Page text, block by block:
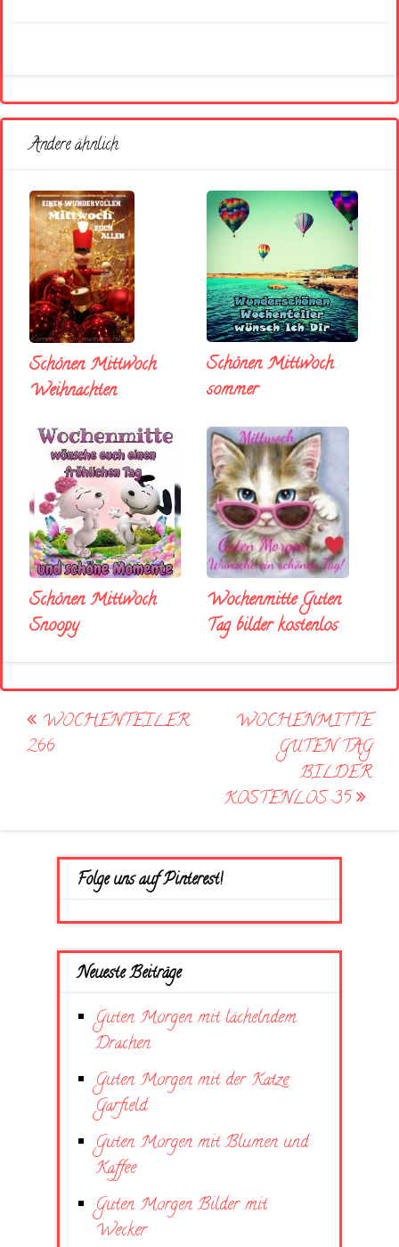
Andere ähnlich
Schönen Mittwoch
Weihnachten
Schönen Mittwoch
sommer
Schönen Mittwoch
Snoopy
Wochenmitte Guten
Tag bilder kostenlos
Post
navigation
WOCHENTEILER
266
WOCHENMITTE
GUTEN TAG
BILDER
KOSTENLOS 35
Folge uns auf Pinterest!
Neueste Beiträge
Guten Morgen mit lächelndem
Drachen
Guten Morgen mit der Katze
Garfield
Guten Morgen mit Blumen und
Kaffee
Guten Morgen Bilder mit
Wecker